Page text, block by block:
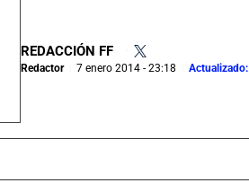
REDACCIÓN FF
Redactor 7 enero 2014 - 23:18 Actualizado: